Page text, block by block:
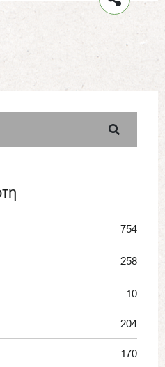
754
258
10
204
170